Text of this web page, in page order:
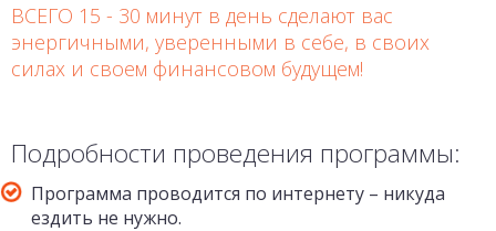
ВСЕГО 15 - 30 минут в день сделают вас
энергичными, уверенными в себе, в своих
силах и своем финансовом будущем!
Подробности проведения программы:
Программа проводится по интернету – никуда
ездить не нужно.